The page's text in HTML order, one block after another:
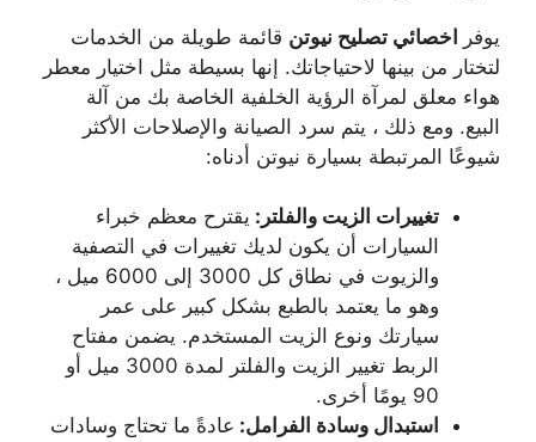
يوفر اخصائي تصليح نيوتن قائمة طويلة من الخدمات
لتختار من بينها لاحتياجاتك. إنها بسيطة مثل اختيار معطر
هواء معلق لمرآة الرؤية الخلفية الخاصة بك من آلة
البيع. ومع ذلك ، يتم سرد الصيانة والإصلاحات الأكثر
شيوعًا المرتبطة بسيارة نيوتن أدناه:
تغييرات الزيت والفلتر: يقترح معظم خبراء
السيارات أن يكون لديك تغييرات في التصفية
والزيوت في نطاق كل 3000 إلى 6000 ميل ،
وهو ما يعتمد بالطبع بشكل كبير على عمر
سيارتك ونوع الزيت المستخدم. يضمن مفتاح
الربط تغيير الزيت والفلتر لمدة 3000 ميل أو
90 يومًا أخرى.
استبدال وسادة الفرامل: عادةً ما تحتاج وسادات